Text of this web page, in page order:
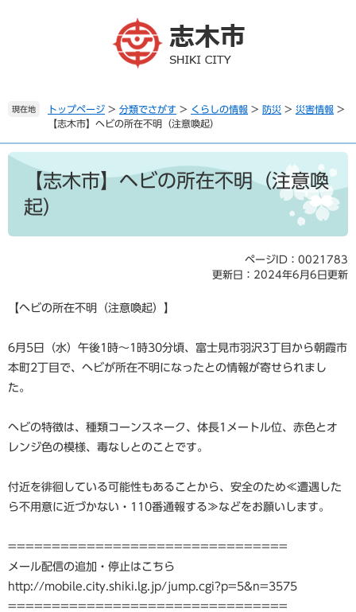
。
て
本
現在地 トップページ > 分類でさがす > くらしの情報 > 防災 > 災害情報 >
【志木市】ヘビの所在不明（注意喚起）
本
【志木市】ヘビの所在不明（注意喚
起）
ページID：0021783
更新日：2024年6月6日更新
【ヘビの所在不明（注意喚起）】
6月5日（水）午後1時〜1時30分頃、富士見市羽沢3丁目から朝霞市
本町2丁目で、ヘビが所在不明になったとの情報が寄せられまし
た。
ヘビの特徴は、種類コーンスネーク、体長1メートル位、赤色とオ
レンジ色の模様、毒なしとのことです。
付近を徘徊している可能性もあることから、安全のため≪遭遇した
ら不用意に近づかない・110番通報する≫などをお願いします。
================================
メール配信の追加・停止はこちら
http://mobile.city.shiki.lg.jp/jump.cgi?p=5&n=3575
================================